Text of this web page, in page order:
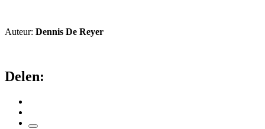
Auteur: Dennis De Reyer
Delen: